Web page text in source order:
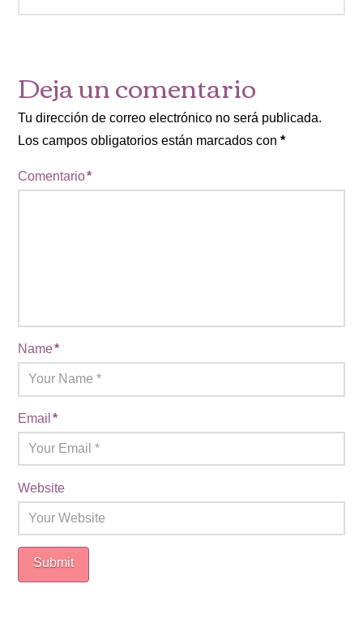
Deja un comentario
Tu dirección de correo electrónico no será publicada.
Los campos obligatorios están marcados con*
Comentario*
Name*
Email*
Website